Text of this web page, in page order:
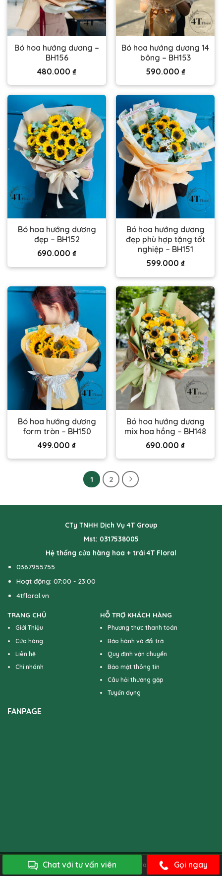
Chat với tư vấn viên Gọi ngay
Bó hoa hướng dương –
BH156
480.000 ₫
Bó hoa hướng dương 14
bông – BH153
590.000 ₫
Bó hoa hướng dương
đẹp – BH152
690.000 ₫
Bó hoa hướng dương
đẹp phù hợp tặng tốt
nghiệp – BH151
599.000 ₫
Bó hoa hướng dương
form tròn – BH150
499.000 ₫
Bó hoa hướng dương
mix hoa hồng – BH148
690.000 ₫
1 2
CTy TNHH Dịch Vụ 4T Group
Mst: 0317538005
Hệ thống cửa hàng hoa + trái 4T Floral
0367955755
Hoạt động: 07:00 - 23:00
4tfloral.vn
TRANG CHỦ
Giới Thiệu
Cửa hàng
Liên hệ
Chi nhánh
HỖ TRỢ KHÁCH HÀNG
Phương thức thanh toán
Bảo hành và đổi trả
Quy định vận chuyển
Bảo mật thông tin
Câu hỏi thường gặp
Tuyển dụng
FANPAGE
Bản quyền của 4TFloral